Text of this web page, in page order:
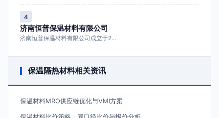
4
济南恒普保温材料有限公司
济南恒普保温材料有限公司成立于2…
保温隔热材料相关资讯
保温材料MRO供应链优化与VMI方案